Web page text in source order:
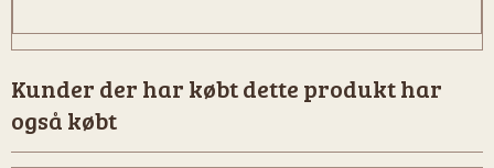
Kunder der har købt dette produkt har
også købt